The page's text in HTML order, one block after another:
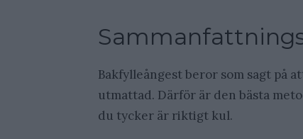
Bakfylleångest beror som sagt på
utmattad. Därför är den bästa
du tycker är riktigt kul.